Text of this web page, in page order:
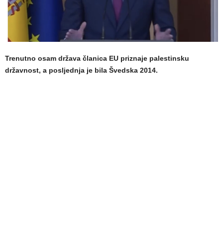
Trenutno osam država članica EU priznaje palestinsku
državnost, a posljednja je bila Švedska 2014.